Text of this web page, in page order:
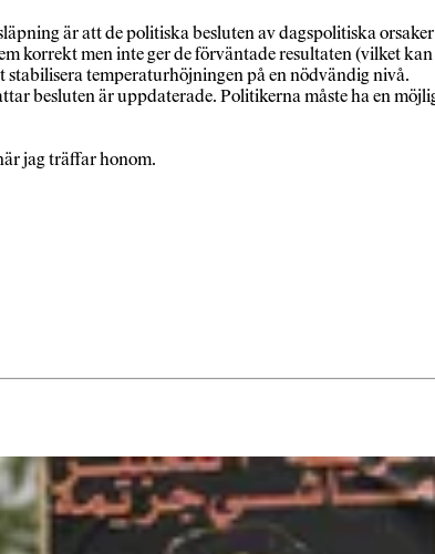
är att de politiska besluten av dagspolitiska
korrekt men inte ger de förväntade resultaten (vilket
temperaturhöjningen på en nödvändig nivå.
besluten är uppdaterade. Politikerna måste ha en
jag träffar honom.